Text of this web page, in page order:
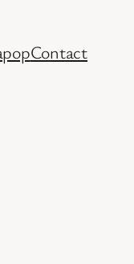
Contact